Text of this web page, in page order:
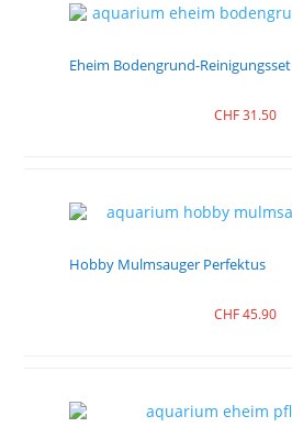
Eheim Bodengrund-Reinigungsset
CHF31.50
Hobby Mulmsauger Perfektus
CHF45.90